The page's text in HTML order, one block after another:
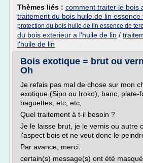
Thèmes liés : comment traiter le bois
traitement du bois huile de lin essence
protection du bois huile de lin essence de
du bois exterieur a l'huile de lin /
l'huile de lin
Bois exotique = brut ou
Oh
Je refais pas mal de chose sur mon
exotique (Sipo ou Iroko), banc, plate-
baguettes, etc, etc,
Quel traitement à t-il besoin ?
Je le laisse brut, je le vernis ou autre
l'aspect bois et ne veut donc le
Par avance, merci.
certain(s) message(s) ont été